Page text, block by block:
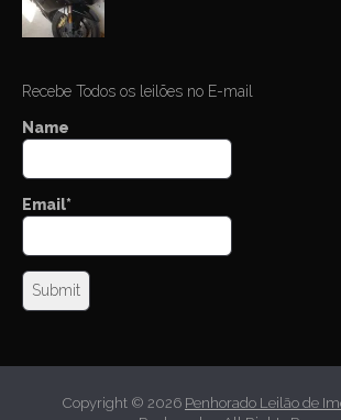
Recebe Todos os leilões no E-mail
Name
Email*
Copyright © 2026 Penhorado Leilão de